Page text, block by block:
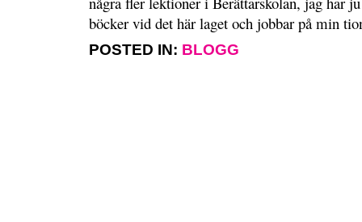
böcker vid det här laget och jobbar på min
POSTED IN: BLOGG